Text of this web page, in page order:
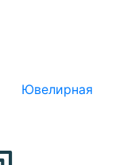
Ювелирная